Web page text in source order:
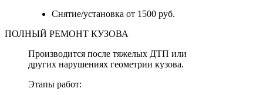
Снятие/установка от 1500 руб.
ПОЛНЫЙ РЕМОНТ КУЗОВА
Производится после тяжелых ДТП или
других нарушениях геометрии кузова.
Этапы работ: